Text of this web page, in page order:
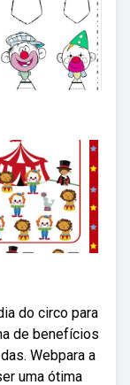
do circo para
de benefícios
Webpara a
uma ótima